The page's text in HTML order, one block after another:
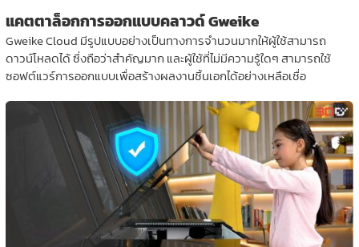
แคตตาล็อกการออกแบบคลาวด์ Gweike
Gweike Cloud มีรูปแบบอย่างเป็นทางการจำนวนมากให้ผู้ใช้สามารถ
ดาวน์โหลดได้ ซึ่งถือว่าสำคัญมาก และผู้ใช้ที่ไม่มีความรู้ใดๆ สามารถใช้
ซอฟต์แวร์การออกแบบเพื่อสร้างผลงานชิ้นเอกได้อย่างเหลือเชื่อ